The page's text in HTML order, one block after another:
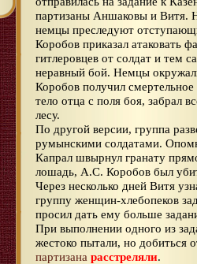
партизаны Аншаковы и Витя.
немцы преследуют
Коробов приказал атаковать
гитлеровцев от солдат и тем
неравный бой. Немцы
Коробов получил
тело отца с поля боя, забрал
лесу.
По другой версии, группа
румынскими солдатами.
Капрал швырнул гранату
лошадь, А.С. Коробов был
Через несколько дней Витя
группу женщин-хлебопеков
просил дать ему больше
При выполнении одного из
жестоко пытали, но добиться
партизана расстреляли.